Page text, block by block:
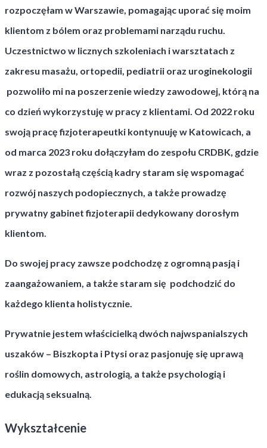
rozpoczęłam w Warszawie, pomagając uporać się moim
klientom z bólem oraz problemami narządu ruchu.
Uczestnictwo w licznych szkoleniach i warsztatach z
zakresu masażu, ortopedii, pediatrii oraz uroginekologii
pozwoliło mi na poszerzenie wiedzy zawodowej, którą na
co dzień wykorzystuję w pracy z klientami. Od 2022 roku
swoją pracę fizjoterapeutki kontynuuję w Katowicach, a
od marca 2023 roku dołączyłam do zespołu CRDBK, gdzie
wraz z pozostałą częścią kadry staram się wspomagać
rozwój naszych podopiecznych, a także prowadzę
prywatny gabinet fizjoterapii dedykowany dorosłym
klientom.
Do swojej pracy zawsze podchodzę z ogromną pasją i
zaangażowaniem, a także staram się podchodzić do
każdego klienta holistycznie.
Prywatnie jestem właścicielką dwóch najwspanialszych
uszaków – Biszkopta i Ptysi oraz pasjonuję się uprawą
roślin domowych, astrologią, a także psychologią i
edukacją seksualną.
Wykształcenie